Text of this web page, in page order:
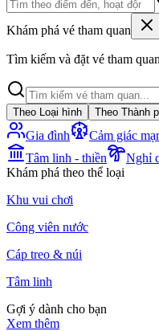
Khám phá vé tham quan
Tìm kiếm và đặt vé tham
Theo Loại hình Theo Thành
Gia đình Cảm giác
Tâm linh - thiền
Nghỉ
Khám phá theo thể loại
Khu vui chơi
Công viên nước
Cáp treo & núi
Tâm linh
Gợi ý dành cho bạn
Xem thêm